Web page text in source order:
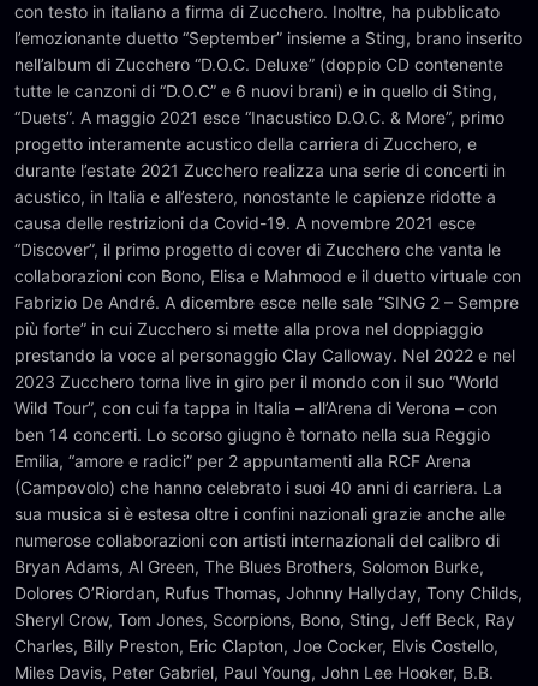
con testo in italiano a firma di Zucchero. Inoltre, ha pubblicato
l’emozionante duetto “September” insieme a Sting, brano inserito
nell’album di Zucchero “D.O.C. Deluxe” (doppio CD contenente
tutte le canzoni di “D.O.C” e 6 nuovi brani) e in quello di Sting,
“Duets”. A maggio 2021 esce “Inacustico D.O.C. & More”, primo
progetto interamente acustico della carriera di Zucchero, e
durante l’estate 2021 Zucchero realizza una serie di concerti in
acustico, in Italia e all’estero, nonostante le capienze ridotte a
causa delle restrizioni da Covid-19. A novembre 2021 esce
“Discover”, il primo progetto di cover di Zucchero che vanta le
collaborazioni con Bono, Elisa e Mahmood e il duetto virtuale con
Fabrizio De André. A dicembre esce nelle sale “SING 2 – Sempre
più forte” in cui Zucchero si mette alla prova nel doppiaggio
prestando la voce al personaggio Clay Calloway. Nel 2022 e nel
2023 Zucchero torna live in giro per il mondo con il suo “World
Wild Tour”, con cui fa tappa in Italia – all’Arena di Verona – con
ben 14 concerti. Lo scorso giugno è tornato nella sua Reggio
Emilia, “amore e radici” per 2 appuntamenti alla RCF Arena
(Campovolo) che hanno celebrato i suoi 40 anni di carriera. La
sua musica si è estesa oltre i confini nazionali grazie anche alle
numerose collaborazioni con artisti internazionali del calibro di
Bryan Adams, Al Green, The Blues Brothers, Solomon Burke,
Dolores O’Riordan, Rufus Thomas, Johnny Hallyday, Tony Childs,
Sheryl Crow, Tom Jones, Scorpions, Bono, Sting, Jeff Beck, Ray
Charles, Billy Preston, Eric Clapton, Joe Cocker, Elvis Costello,
Miles Davis, Peter Gabriel, Paul Young, John Lee Hooker, B.B.